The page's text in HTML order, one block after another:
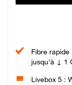
Fibre rapide
jusqu'à ↓ 1
Livebox 5 :